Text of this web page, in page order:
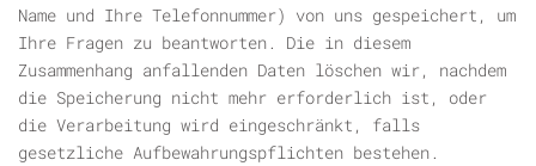
Name und Ihre Telefonnummer) von uns gespeichert, um
Ihre Fragen zu beantworten. Die in diesem
Zusammenhang anfallenden Daten löschen wir, nachdem
die Speicherung nicht mehr erforderlich ist, oder
die Verarbeitung wird eingeschränkt, falls
gesetzliche Aufbewahrungspflichten bestehen.